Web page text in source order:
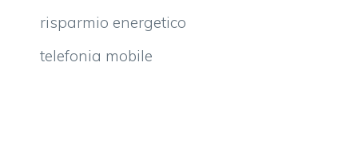
risparmio energetico
telefonia mobile